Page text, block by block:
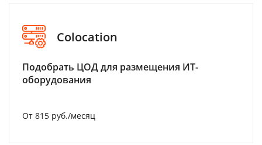
Colocation
Подобрать ЦОД для размещения ИТ-
оборудования
От 815 руб./месяц